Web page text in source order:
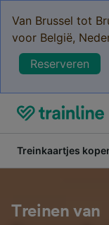
Van Brussel tot
voor België,
Reserveren
Treinkaartjes
Treinen van